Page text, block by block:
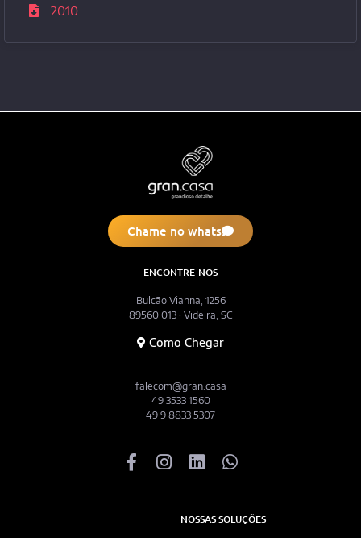
2010
Chame no whats
ENCONTRE-NOS
Bulcão Vianna, 1256
89560 013 · Videira, SC
Como Chegar
falecom@gran.casa
49 3533 1560
49 9 8833 5307
NOSSAS SOLUÇÕES